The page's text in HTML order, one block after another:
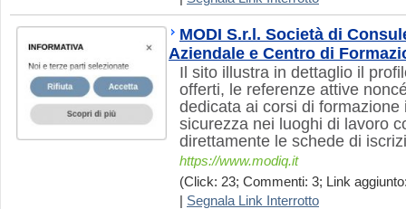
MODI S.r.l. Società di
Aziendale e Centro di
Il sito illustra in dettaglio il
offerti, le referenze attive
dedicata ai corsi di
sicurezza nei luoghi di lavoro
direttamente le schede di
https://www.modiq.it
(Click: 23; Commenti: 3; Link
Segnala Link Interrotto